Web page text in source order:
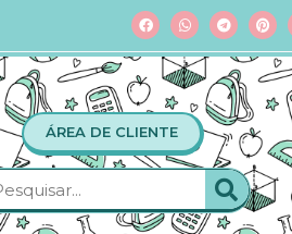
ÁREA DE CLIENTE